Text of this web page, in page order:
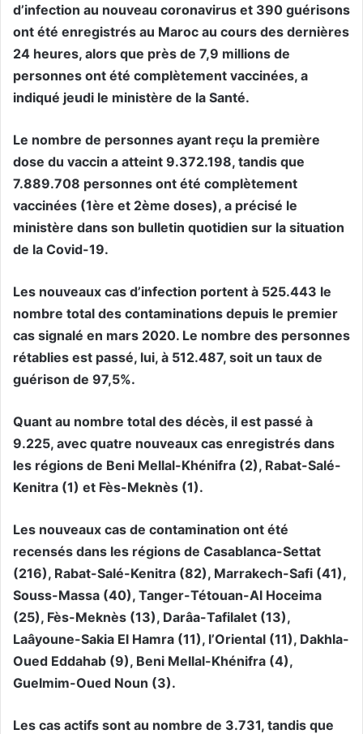
d’infection au nouveau coronavirus et 390 guérisons
ont été enregistrés au Maroc au cours des dernières
24 heures, alors que près de 7,9 millions de
personnes ont été complètement vaccinées, a
indiqué jeudi le ministère de la Santé.
Le nombre de personnes ayant reçu la première
dose du vaccin a atteint 9.372.198, tandis que
7.889.708 personnes ont été complètement
vaccinées (1ère et 2ème doses), a précisé le
ministère dans son bulletin quotidien sur la situation
de la Covid-19.
Les nouveaux cas d’infection portent à 525.443 le
nombre total des contaminations depuis le premier
cas signalé en mars 2020. Le nombre des personnes
rétablies est passé, lui, à 512.487, soit un taux de
guérison de 97,5%.
Quant au nombre total des décès, il est passé à
9.225, avec quatre nouveaux cas enregistrés dans
les régions de Beni Mellal-Khénifra (2), Rabat-Salé-
Kenitra (1) et Fès-Meknès (1).
Les nouveaux cas de contamination ont été
recensés dans les régions de Casablanca-Settat
(216), Rabat-Salé-Kenitra (82), Marrakech-Safi (41),
Souss-Massa (40), Tanger-Tétouan-Al Hoceima
(25), Fès-Meknès (13), Darâa-Tafilalet (13),
Laâyoune-Sakia El Hamra (11), l’Oriental (11), Dakhla-
Oued Eddahab (9), Beni Mellal-Khénifra (4),
Guelmim-Oued Noun (3).
Les cas actifs sont au nombre de 3.731, tandis que